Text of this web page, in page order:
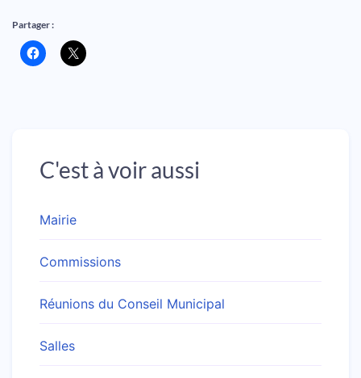
Partager :
C'est à voir aussi
Mairie
Commissions
Réunions du Conseil Municipal
Salles